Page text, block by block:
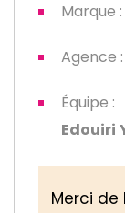
Marque :
Agence :
Équipe :
Edouiri
Merci